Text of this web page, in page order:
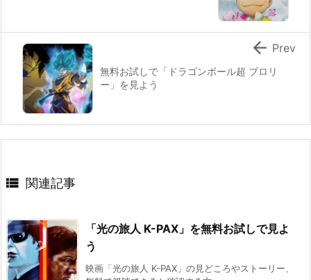
無料お試しで「ドラゴンボール超 ブロリ
ー」を見よう
 Prev
 関連記事
「光の旅人 K-PAX」を無料お試しで見よ
う
映画「光の旅人 K-PAX」の見どころやストーリー、